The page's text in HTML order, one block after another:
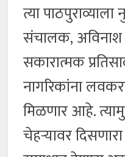
त्या
संचालक, अविनाश
सकारात्मक
नागरिकांना
मिळणार आहे.
चेहऱ्यावर